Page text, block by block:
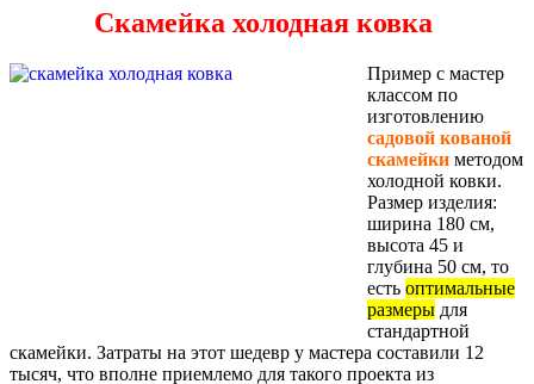
Скамейка холодная ковка
Пример с мастер
классом по
изготовлению
садовой кованой
скамейки методом
холодной ковки.
Размер изделия:
ширина 180 см,
высота 45 и
глубина 50 см, то
есть оптимальные
размеры для
стандартной
скамейки. Затраты на этот шедевр у мастера составили 12
тысяч, что вполне приемлемо для такого проекта из